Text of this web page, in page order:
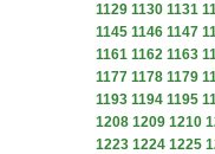
1129 1130 1131
1145 1146 1147
1161 1162 1163
1177 1178 1179
1193 1194 1195
1208 1209 1210
1223 1224 1225